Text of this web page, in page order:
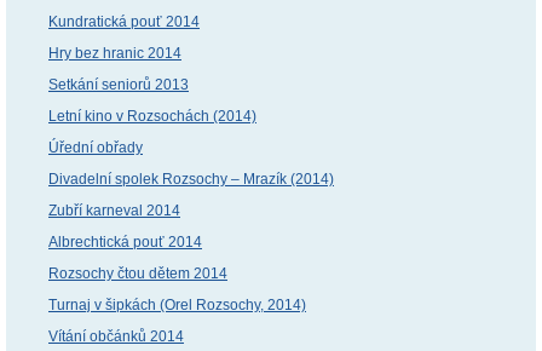
Kundratická pouť 2014
Hry bez hranic 2014
Setkání seniorů 2013
Letní kino v Rozsochách (2014)
Úřední obřady
Divadelní spolek Rozsochy – Mrazík (2014)
Zubří karneval 2014
Albrechtická pouť 2014
Rozsochy čtou dětem 2014
Turnaj v šipkách (Orel Rozsochy, 2014)
Vítání občánků 2014